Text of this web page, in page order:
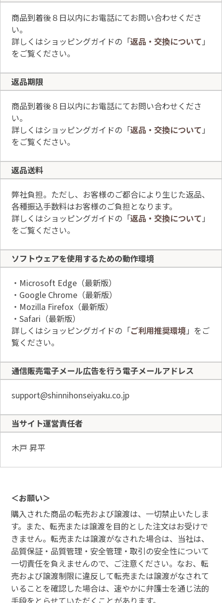
商品到着後８日以内にお電話にてお問い合わせくださ
い。
詳しくはショッピングガイドの「返品・交換について 」
をご覧ください。
返品期限
商品到着後８日以内にお電話にてお問い合わせくださ
い。
詳しくはショッピングガイドの「返品・交換について 」
をご覧ください。
返品送料
弊社負担。ただし、お客様のご都合により生じた返品、
各種振込手数料はお客様のご負担となります。
詳しくはショッピングガイドの「返品・交換について 」
をご覧ください。
ソフトウェアを使用するための動作環境
・Microsoft Edge（最新版）
・Google Chrome（最新版）
・Mozilla Firefox（最新版）
・Safari（最新版）
詳しくはショッピングガイドの「ご利用推奨環境」をご
覧ください。
通信販売電子メール広告を行う電子メールアドレス
support@shinnihonseiyaku.co.jp
当サイト運営責任者
木戸 昇平
＜お願い＞
購入された商品の転売および譲渡は、一切禁止いたしま
す。また、転売または譲渡を目的とした注文はお受けで
きません。転売または譲渡がなされた場合は、当社は、
品質保証・品質管理・安全管理・取引の安全性について
一切責任を負えませんので、ご注意ください。なお、転
売および譲渡制限に違反して転売または譲渡がなされて
いることを確認した場合は、速やかに弁護士を通じ法的
手段をとらせていただくことがあります。